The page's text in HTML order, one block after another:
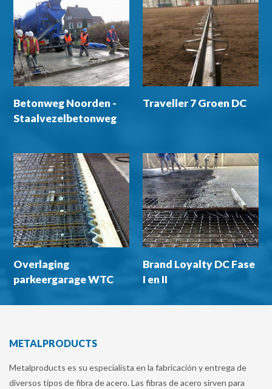
Betonweg Noorden -
Staalvezelbetonweg
Traveller 7 Groen DC
Overlaging
parkeergarage WTC
Brand Loyalty DC Fase
I en II
METALPRODUCTS
Metalproducts es su especialista en la fabricación y entrega de
diversos tipos de fibra de acero. Las fibras de acero sirven para